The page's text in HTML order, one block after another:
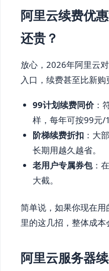
阿里云续费优
还贵？
放心，2026年阿里云
入口，续费甚至比新购
99计划续费同价：
样，每年可按99元/
阶梯续费折扣 ：大
长期用越久越省。
老用户专属券包：
大截。
简单说，如果你现在
里的这几招，整体成本
阿里云服务器